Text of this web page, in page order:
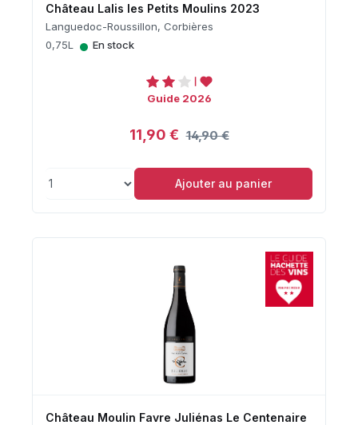
Château Lalis les Petits Moulins 2023
Languedoc-Roussillon, Corbières
0,75L
• En stock
Guide 2026
11,90 € 14,90 €
Ajouter au panier
Château Moulin Favre Juliénas Le Centenaire